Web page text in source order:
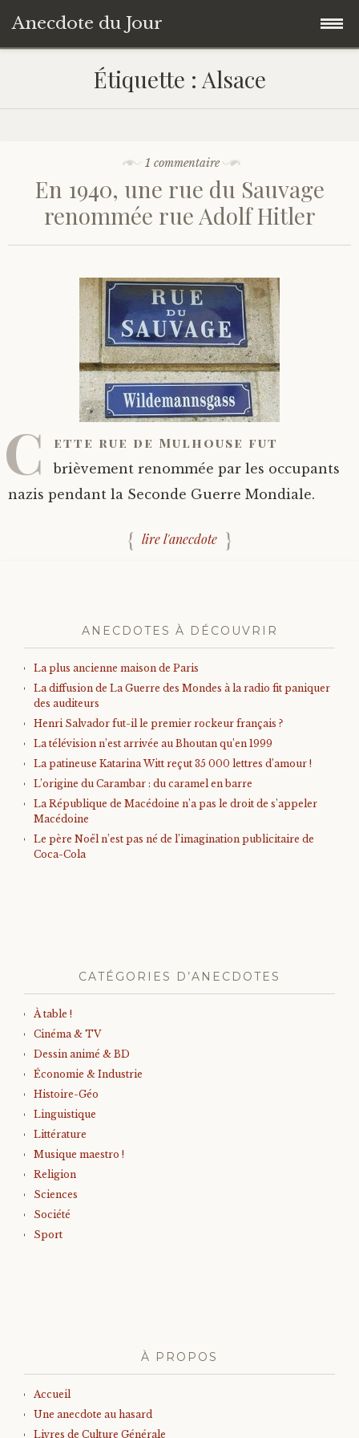
Anecdote du Jour
contenu
Livres de Culture Générale
Étiquette : Alsace
1 commentaire
En 1940, une rue du Sauvage
renommée rue Adolf Hitler
C ette rue de Mulhouse fut
brièvement renommée par les occupants
nazis pendant la Seconde Guerre Mondiale.
lire l'anecdote
ANECDOTES À DÉCOUVRIR
La plus ancienne maison de Paris
La diffusion de La Guerre des Mondes à la radio fit paniquer
des auditeurs
Henri Salvador fut-il le premier rockeur français ?
La télévision n’est arrivée au Bhoutan qu’en 1999
La patineuse Katarina Witt reçut 35 000 lettres d’amour !
L’origine du Carambar : du caramel en barre
La République de Macédoine n’a pas le droit de s’appeler
Macédoine
Le père Noël n’est pas né de l’imagination publicitaire de
Coca-Cola
CATÉGORIES D’ANECDOTES
À table !
Cinéma & TV
Dessin animé & BD
Économie & Industrie
Histoire-Géo
Linguistique
Littérature
Musique maestro !
Religion
Sciences
Société
Sport
À PROPOS
Accueil
Une anecdote au hasard
Livres de Culture Générale